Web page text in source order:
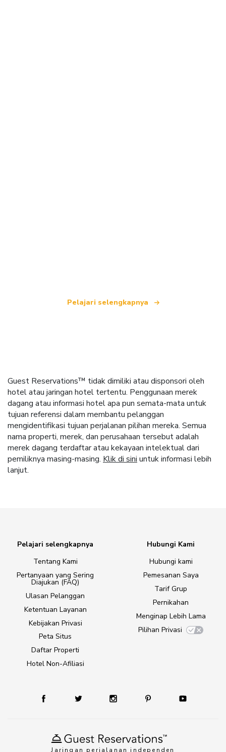
Pelajari selengkapnya
Guest Reservations™ tidak dimiliki atau disponsori oleh
hotel atau jaringan hotel tertentu. Penggunaan merek
dagang atau informasi hotel apa pun semata-mata untuk
tujuan referensi dalam membantu pelanggan
mengidentifikasi tujuan perjalanan pilihan mereka. Semua
nama properti, merek, dan perusahaan tersebut adalah
merek dagang terdaftar atau kekayaan intelektual dari
pemiliknya masing-masing. Klik di sini untuk informasi lebih
lanjut.
Jaringan perjalanan independen
Pelajari selengkapnya
Tentang Kami
Pertanyaan yang Sering
Diajukan (FAQ)
Ulasan Pelanggan
Ketentuan Layanan
Kebijakan Privasi
Peta Situs
Daftar Properti
Hotel Non-Afiliasi
Hubungi Kami
Hubungi kami
Pemesanan Saya
Tarif Grup
Pernikahan
Menginap Lebih Lama
Pilihan Privasi